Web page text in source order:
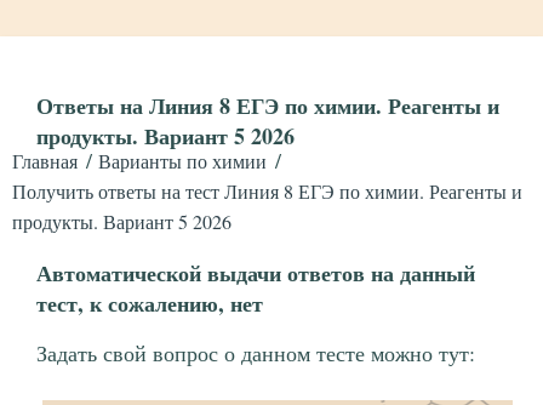
Ответы на Линия 8 ЕГЭ по химии. Реагенты и
продукты. Вариант 5 2026
Главная
Варианты по химии
Получить ответы на тест Линия 8 ЕГЭ по химии. Реагенты и
продукты. Вариант 5 2026
Автоматической выдачи ответов на данный
тест, к сожалению, нет
Задать свой вопрос о данном тесте можно тут: